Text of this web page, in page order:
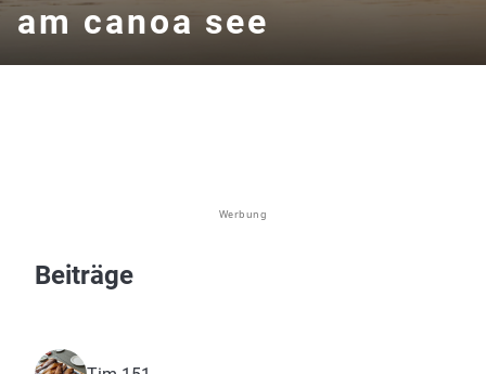
am canoa see
Werbung
Beiträge